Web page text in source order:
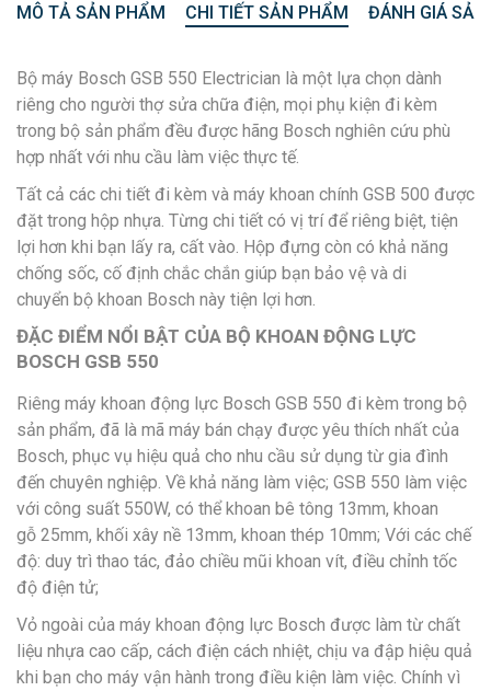
MÔ TẢ SẢN PHẨM CHI TIẾT SẢN PHẨM ĐÁNH GIÁ
Bộ máy Bosch GSB 550 Electrician là một lựa chọn dành
riêng cho người thợ sửa chữa điện, mọi phụ kiện đi kèm
trong bộ sản phẩm đều được hãng Bosch nghiên cứu phù
hợp nhất với nhu cầu làm việc thực tế.
Tất cả các chi tiết đi kèm và máy khoan chính GSB 500 được
đặt trong hộp nhựa. Từng chi tiết có vị trí để riêng biệt, tiện
lợi hơn khi bạn lấy ra, cất vào. Hộp đựng còn có khả năng
chống sốc, cố định chắc chắn giúp bạn bảo vệ và di
chuyển bộ khoan Bosch này tiện lợi hơn.
ĐẶC ĐIỂM NỔI BẬT CỦA BỘ KHOAN ĐỘNG LỰC
BOSCH GSB 550
Riêng máy khoan động lực Bosch GSB 550 đi kèm trong bộ
sản phẩm, đã là mã máy bán chạy được yêu thích nhất của
Bosch, phục vụ hiệu quả cho nhu cầu sử dụng từ gia đình
đến chuyên nghiệp. Về khả năng làm việc; GSB 550 làm việc
với công suất 550W, có thể khoan bê tông 13mm, khoan
gỗ 25mm, khối xây nề 13mm, khoan thép 10mm; Với các chế
độ: duy trì thao tác, đảo chiều mũi khoan vít, điều chỉnh tốc
độ điện tử;
Vỏ ngoài của máy khoan động lực Bosch được làm từ chất
liệu nhựa cao cấp, cách điện cách nhiệt, chịu va đập hiệu quả
khi bạn cho máy vận hành trong điều kiện làm việc. Chính vì